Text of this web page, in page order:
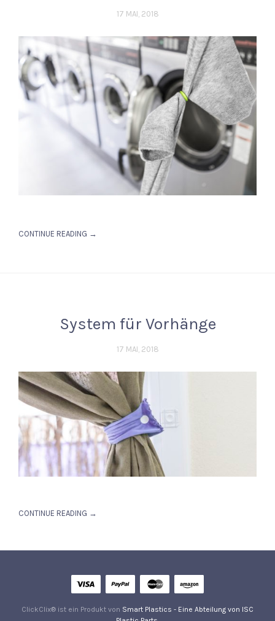
17 MAI, 2018
CONTINUE READING →
System für Vorhänge
17 MAI, 2018
CONTINUE READING →
ClickClix® ist ein Produkt von Smart Plastics - Eine Abteilung von ISC